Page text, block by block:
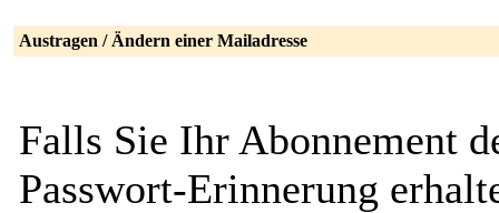
Austragen / Ändern einer Mailadresse
Falls Sie Ihr Abonnement
Passwort-Erinnerung